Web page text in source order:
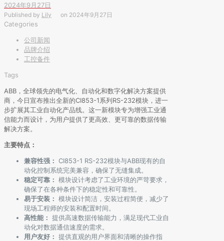
2024年9月27日
Published by Lily on 2024年9月27日
Categories
公司新闻
品牌介绍
工控备件
Tags
ABB，全球领先的电气化、自动化和数字化解决方案提供
商，今日宣布推出全新的CI853-1系列RS-232模块，进一
步扩展其工业自动化产品线。这一新模块专为增强工业通
信能力而设计，为用户提供了更高效、更可靠的数据传输
解决方案。
主要特点：
兼容性强： CI853-1 RS-232模块与ABB现有的自
动化控制系统完美兼容，确保了无缝集成。
稳定可靠： 模块设计考虑了工业环境的严苛要求，
确保了在各种条件下的稳定性和可靠性。
易于安装： 模块设计简洁，安装过程简便，减少了
现场工程师的安装和配置时间。
高性能： 提供高速数据传输能力，满足现代工业自
动化对数据通信速度的需求。
用户友好： 提供直观的用户界面和清晰的操作指